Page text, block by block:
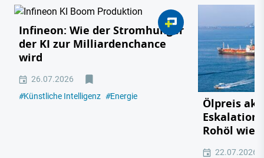
Infineon: Wie der Stromhunger
der KI zur Milliardenchance
wird
26.07.2026
#Künstliche Intelligenz #Energie
Ölpreis
Rohöl
22.07.2026